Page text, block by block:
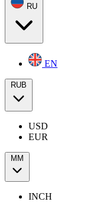
RU
EN
RUB
USD
EUR
ММ
INCH